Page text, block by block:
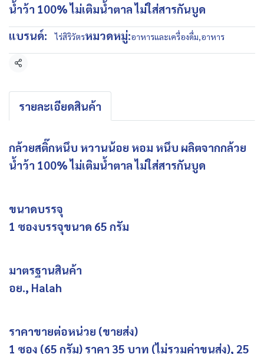
น้ำว้า 100% ไม่เติมน้ำตาล ไม่ใส่สารกันบูด
แบรนด์:
ไร่สิริวัตรหมวดหมู่:อาหารและเครื่องดื่ม,อาหาร
แชร์
รายละเอียดสินค้า
กล้วยสติ๊กหนึบ หวานน้อย หอม หนึบ ผลิตจากกล้วย
น้ำว้า 100% ไม่เติมน้ำตาล ไม่ใส่สารกันบูด
ขนาดบรรจุ
1 ซองบรรจุขนาด 65 กรัม
มาตรฐานสินค้า
อย., Halah
ราคาขายต่อหน่วย (ขายส่ง)
1 ซอง (65 กรัม) ราคา 35 บาท (ไม่รวมค่าขนส่ง), 25